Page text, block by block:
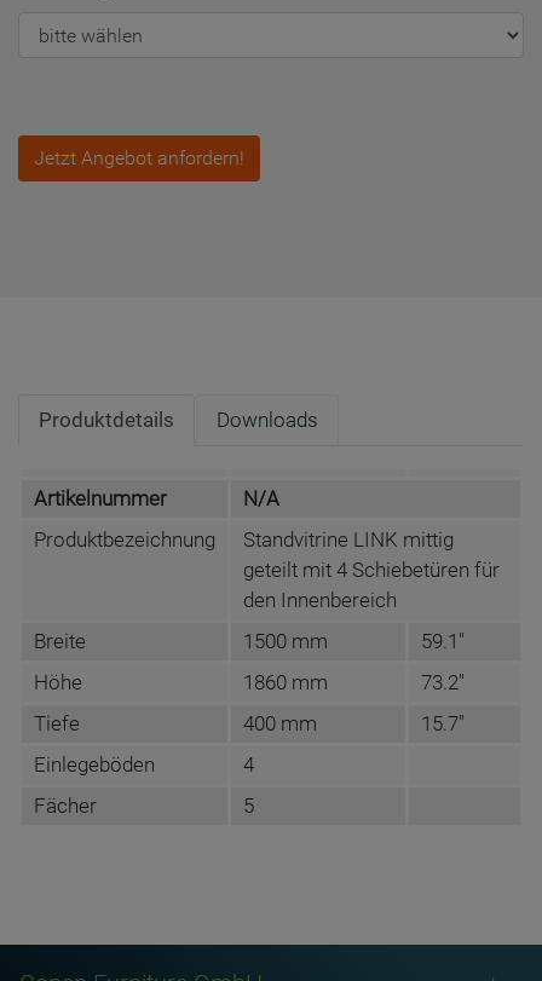
Jetzt Angebot anfordern!
Produktdetails Downloads
Artikelnummer
N/A
Produktbezeichnung
Standvitrine LINK mittig
geteilt mit 4 Schiebetüren für
den Innenbereich
Breite
1500 mm
59.1"
Höhe
1860 mm
73.2"
Tiefe
400 mm
15.7"
Einlegeböden
4
Fächer
5